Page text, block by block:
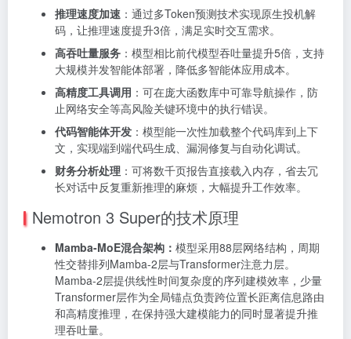
推理速度加速 ：通过多Token预测技术实现原生投机解
码，让推理速度提升3倍，满足实时交互需求。
高吞吐量服务 ：模型相比前代模型吞吐量提升5倍，支持
大规模并发智能体部署，降低多智能体应用成本。
高精度工具调用 ：可在庞大函数库中可靠导航操作，防
止网络安全等高风险关键环境中的执行错误。
代码智能体开发 ：模型能一次性加载整个代码库到上下
文，实现端到端代码生成、漏洞修复与自动化调试。
财务分析处理 ：可将数千页报告直接载入内存，省去冗
长对话中反复重新推理的麻烦，大幅提升工作效率。
Nemotron 3 Super的技术原理
Mamba-MoE混合架构： 模型采用88层网络结构，周期
性交替排列Mamba-2层与Transformer注意力层。
Mamba-2层提供线性时间复杂度的序列建模效率，少量
Transformer层作为全局锚点负责跨位置长距离信息路由
和高精度推理，在保持强大建模能力的同时显著提升推
理吞吐量。